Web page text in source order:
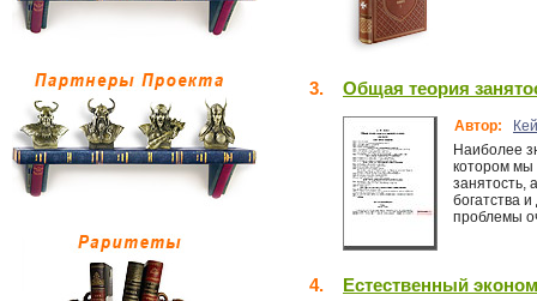
3. Общая теория
Автор:
Наиболее
котором мы
занятость,
богатства
проблемы
4. Естественный